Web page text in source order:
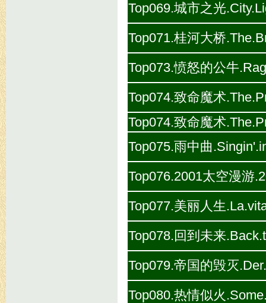
Top069.城市之光
Top071.桂河大桥
Top073.愤怒的公牛
Top074.致命魔术
Top074.致命魔术
Top075.雨中曲
Top076.2001太空漫游
Top077.美丽人生
Top078.回到未来
Top079.帝国的毁灭
Top080.热情似火